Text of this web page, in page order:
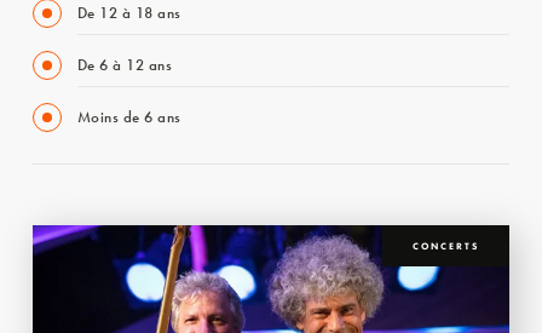
De 12 à 18 ans
De 6 à 12 ans
Moins de 6 ans
CONCERTS